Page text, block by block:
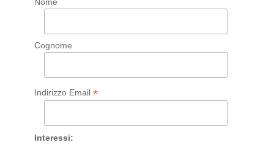
Cognome
Indirizzo Email *
Interessi: